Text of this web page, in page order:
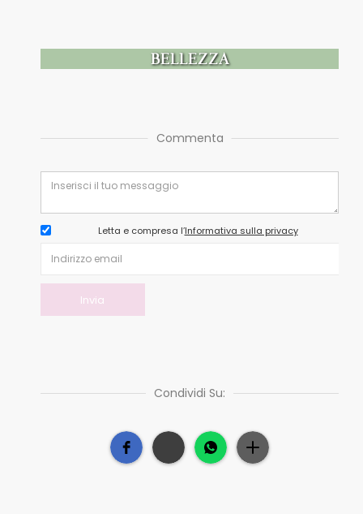
BELLEZZA
Commenta
Letta e compresa l’Informativa sulla privacy
Condividi Su: